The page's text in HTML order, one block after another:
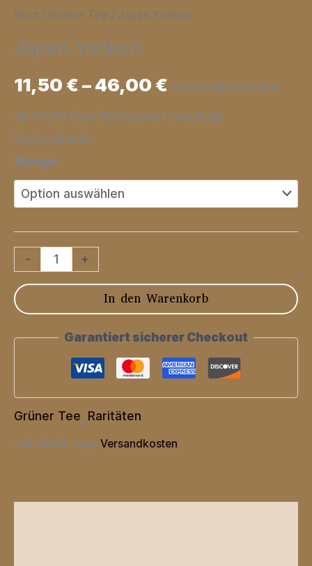
Start / Grüner Tee / Japan Yonkon
Japan Yonkon
11,50€–46,00€ Versandkostenfrei
ab 80,00 Euro Bestellwert innerhalb
Deutschlands.
Menge
-
Japan
Menge
+
In den Warenkorb
Garantiert sicherer Checkout
Grüner Tee, Raritäten
inkl. MwSt. zzgl. Versandkosten